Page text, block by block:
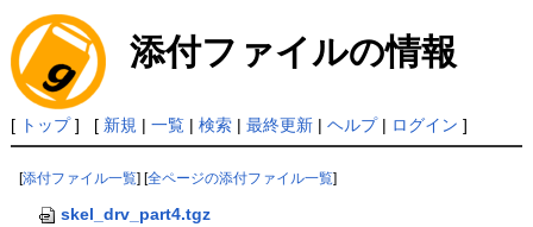
添付ファイルの情報
[ トップ] [ 新規 | 一覧| 検索| 最終更新| ヘルプ| ログイン ]
[添付ファイル一覧] [全ページの添付ファイル一覧]
skel_drv_part4.tgz